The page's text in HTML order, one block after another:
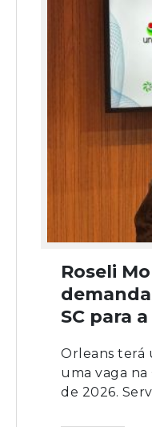
Roseli
SC para
Orleans terá
uma vaga na
de 2026.